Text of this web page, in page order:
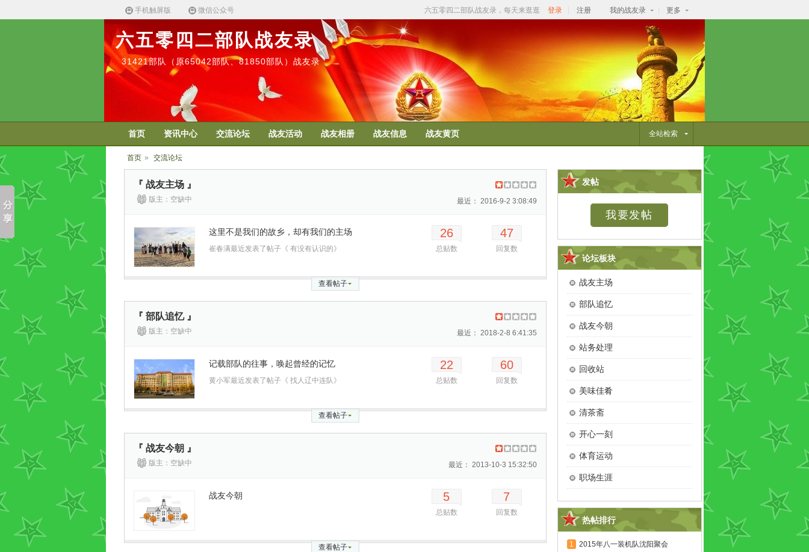
手机触屏版 微信公众号 六五零四二部队战友录，每天来逛逛 登录 注册 我的战友录 更多
六五零四二部队战友录
31421部队（原65042部队、81850部队）战友录
首页 资讯中心 交流论坛 战友活动 战友相册 战友信息 战友黄页 全站检索
首页 » 交流论坛
『 战友主场 』
版主：空缺中 最近： 2016-9-2 3:08:49
这里不是我们的故乡，却有我们的主场
崔春满最近发表了帖子《 有没有认识的》
26
总贴数
47
回复数
查看帖子
『 部队追忆 』
版主：空缺中 最近： 2018-2-8 6:41:35
记载部队的往事，唤起曾经的记忆
黄小军最近发表了帖子《 找人辽中连队》
22
总贴数
60
回复数
查看帖子
『 战友今朝 』
版主：空缺中 最近： 2013-10-3 15:32:50
战友今朝 5
总贴数
7
回复数
查看帖子
发帖
论坛板块
战友主场
部队追忆
战友今朝
站务处理
回收站
美味佳肴
清茶斋
开心一刻
体育运动
职场生涯
热帖排行
1 2015年八一装机队沈阳聚会